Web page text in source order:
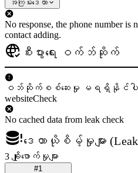
အကြမ်းဒေတာ
No response, the phone number is
contact adding.
စီးပွားရေး ဝက်ဘ်ဆိုက်
ဝဘ်ဆိုက်စစ်ဆေးမှု မရရှိနိုင်ပါ: No
websiteCheck
No cached data from leak check
ဒေတာယိုစိမ့်မှုများ
3 ချိုးဖောက်မှုများ
#1